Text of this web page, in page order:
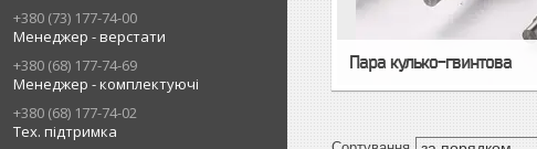
+380 (73) 177-74-00
Менеджер - верстати
+380 (68) 177-74-69
Менеджер - комплектуючі
+380 (68) 177-74-02
Тех. підтримка
Пара кулько-гвинтова